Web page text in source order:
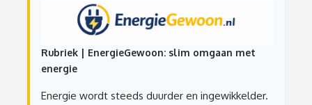
Rubriek | EnergieGewoon: slim omgaan met
energie
Energie wordt steeds duurder en ingewikkelder.